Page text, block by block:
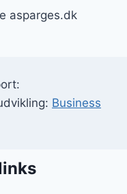
asparges.dk
Business